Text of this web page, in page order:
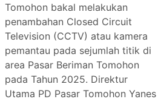
Tomohon bakal melakukan
penambahan Closed Circuit
Television (CCTV) atau kamera
pemantau pada sejumlah titik di
area Pasar Beriman Tomohon
pada Tahun 2025. Direktur
Utama PD Pasar Tomohon Yanes